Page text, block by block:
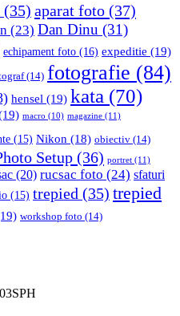
(35) aparat foto (37)
(23) Dan Dinu (31)
echipament foto (16) expeditie (19)
(14) fotografie (84)
hensel (19) kata (70)
macro (10) magazine (11)
(15) Nikon (18) obiectiv (14)
Setup (36) portret (11)
(20) rucsac foto (24) sfaturi
(15) trepied (35) trepied
workshop foto (14)